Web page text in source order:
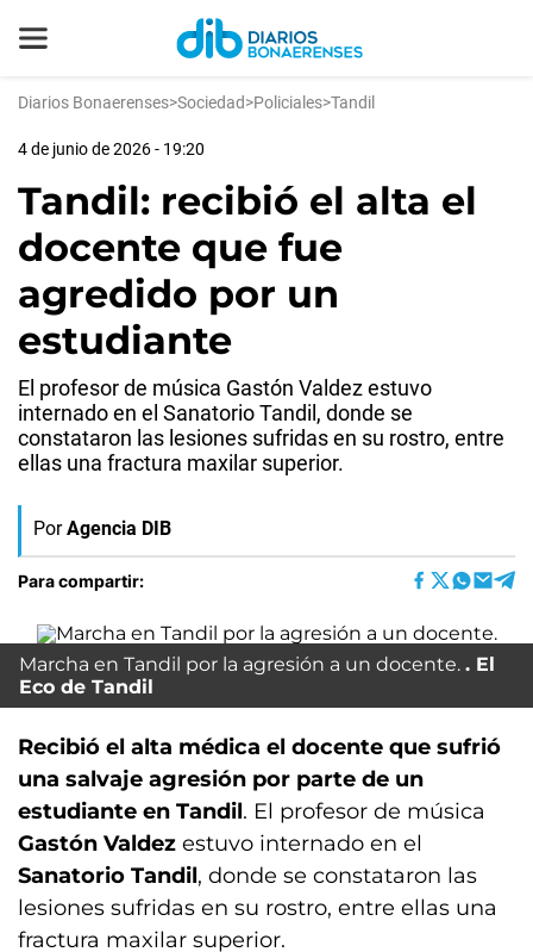
Diarios Bonaerenses>Sociedad>Policiales>Tandil
4 de junio de 2026 - 19:20
Tandil: recibió el alta el
docente que fue
agredido por un
estudiante
El profesor de música Gastón Valdez estuvo
internado en el Sanatorio Tandil, donde se
constataron las lesiones sufridas en su rostro, entre
ellas una fractura maxilar superior.
Por Agencia DIB
Para compartir:
Marcha en Tandil por la agresión a un docente.
El
Eco de Tandil
Recibió el alta médica el docente que sufrió
una salvaje agresión por parte de un
estudiante en Tandil. El profesor de música
Gastón Valdez estuvo internado en el
Sanatorio Tandil, donde se constataron las
lesiones sufridas en su rostro, entre ellas una
fractura maxilar superior.